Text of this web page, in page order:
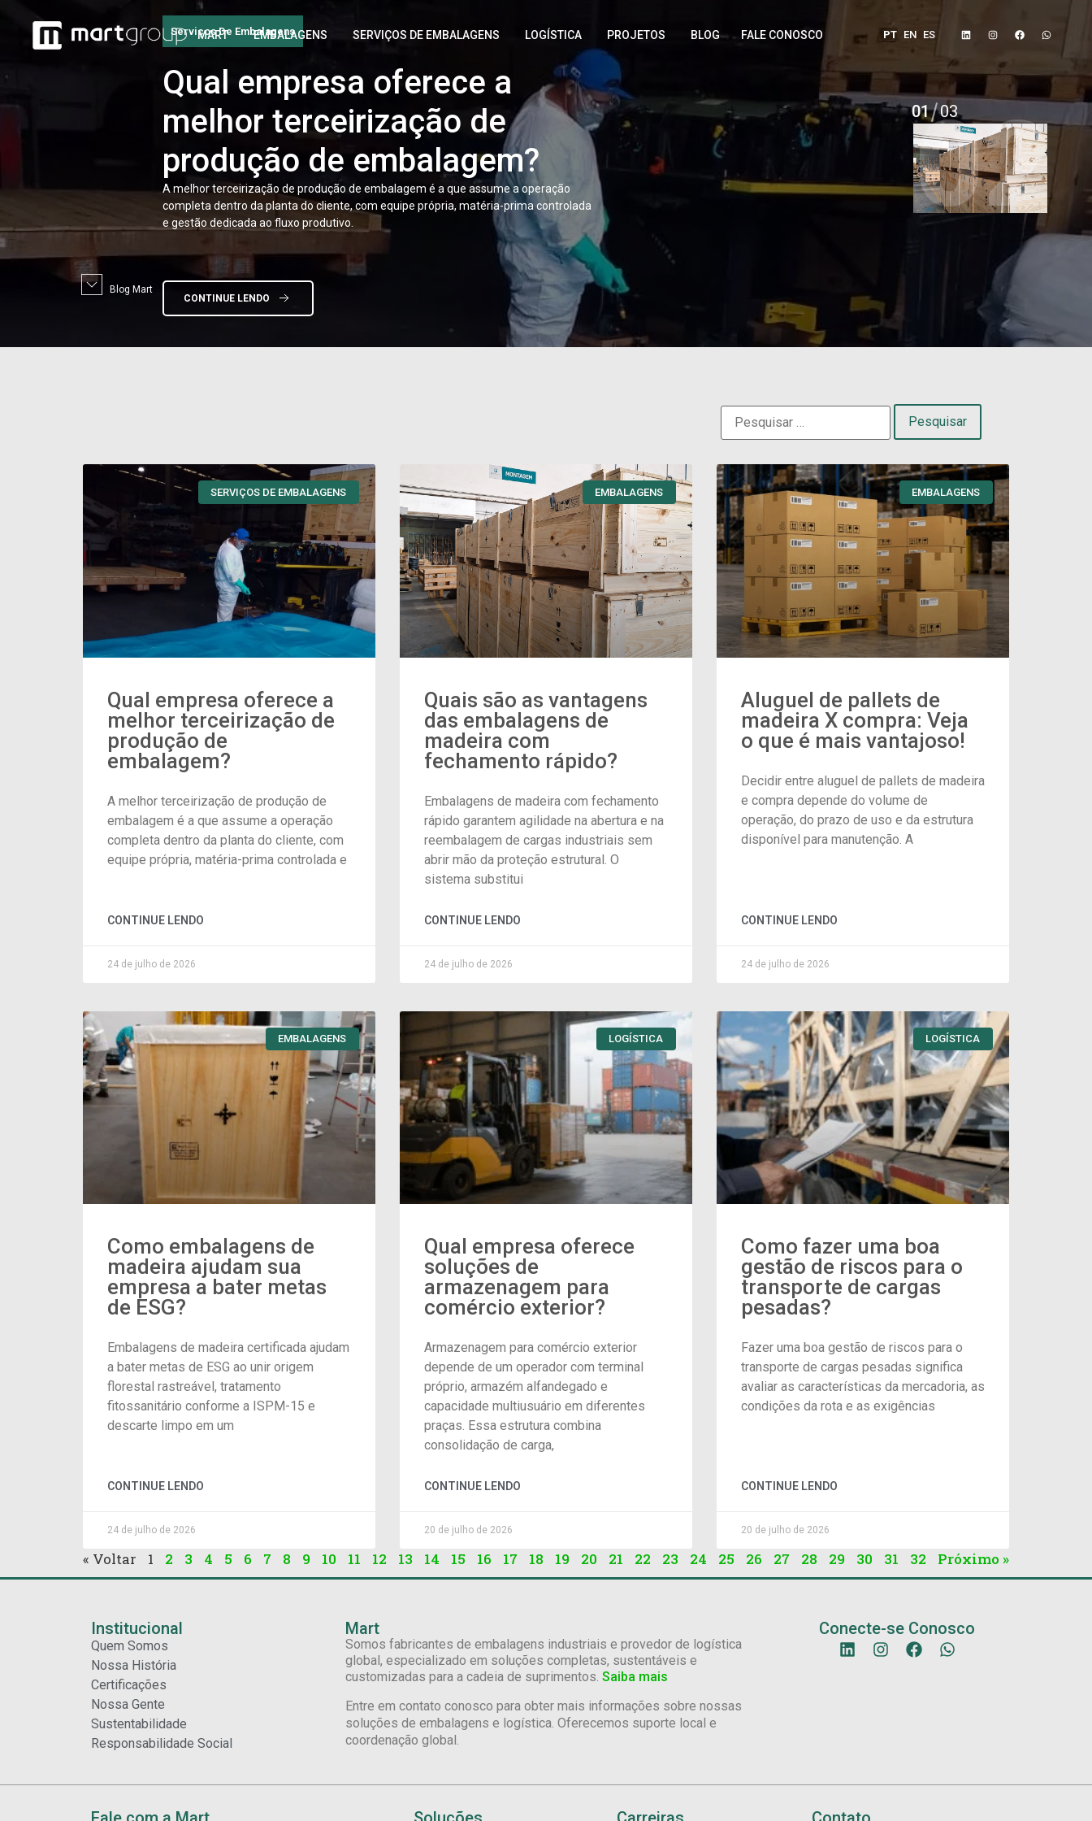
MART EMBALAGENS SERVIÇOS DE EMBALAGENS LOGÍSTICA PROJETOS BLOG FALE CONOSCO PT EN ES
Serviços De Embalagens
Qual empresa oferece a
melhor terceirização de
produção de embalagem?
A melhor terceirização de produção de embalagem é a que assume a operação
completa dentro da planta do cliente, com equipe própria, matéria-prima controlada
e gestão dedicada ao fluxo produtivo.
CONTINUE LENDO
01 03
Blog Mart
SERVIÇOS DE EMBALAGENS
Qual empresa oferece a
melhor terceirização de
produção de
embalagem?
A melhor terceirização de produção de
embalagem é a que assume a operação
completa dentro da planta do cliente, com
equipe própria, matéria-prima controlada e
CONTINUE LENDO
24 de julho de 2026
EMBALAGENS
Quais são as vantagens
das embalagens de
madeira com
fechamento rápido?
Embalagens de madeira com fechamento
rápido garantem agilidade na abertura e na
reembalagem de cargas industriais sem
abrir mão da proteção estrutural. O
sistema substitui
CONTINUE LENDO
24 de julho de 2026
EMBALAGENS
Aluguel de pallets de
madeira X compra: Veja
o que é mais vantajoso!
Decidir entre aluguel de pallets de madeira
e compra depende do volume de
operação, do prazo de uso e da estrutura
disponível para manutenção. A
CONTINUE LENDO
24 de julho de 2026
EMBALAGENS
Como embalagens de
madeira ajudam sua
empresa a bater metas
de ESG?
Embalagens de madeira certificada ajudam
a bater metas de ESG ao unir origem
florestal rastreável, tratamento
fitossanitário conforme a ISPM-15 e
descarte limpo em um
CONTINUE LENDO
24 de julho de 2026
LOGÍSTICA
Qual empresa oferece
soluções de
armazenagem para
comércio exterior?
Armazenagem para comércio exterior
depende de um operador com terminal
próprio, armazém alfandegado e
capacidade multiusuário em diferentes
praças. Essa estrutura combina
consolidação de carga,
CONTINUE LENDO
20 de julho de 2026
LOGÍSTICA
Como fazer uma boa
gestão de riscos para o
transporte de cargas
pesadas?
Fazer uma boa gestão de riscos para o
transporte de cargas pesadas significa
avaliar as características da mercadoria, as
condições da rota e as exigências
CONTINUE LENDO
20 de julho de 2026
« Voltar 1 2 3 4 5 6 7 8 9 10 11 12 13 14 15 16 17 18 19 20 21 22 23 24 25 26 27 28 29 30 31 32 Próximo »
Institucional
Quem Somos
Nossa História
Certificações
Nossa Gente
Sustentabilidade
Responsabilidade Social
Mart
Somos fabricantes de embalagens industriais e provedor de logística
global, especializado em soluções completas, sustentáveis e
customizadas para a cadeia de suprimentos.Saiba mais
Entre em contato conosco para obter mais informações sobre nossas
soluções de embalagens e logística. Oferecemos suporte local e
coordenação global.
Conecte-se Conosco